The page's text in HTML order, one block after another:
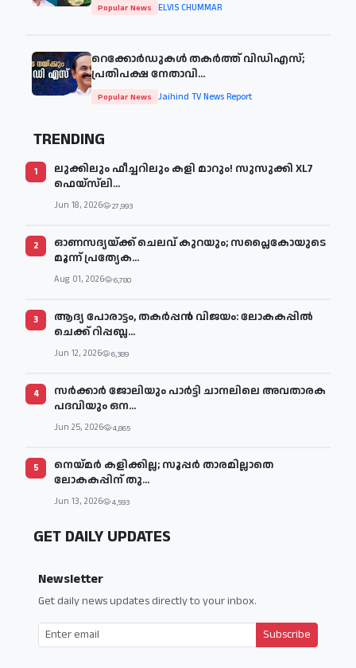
Popular News ELVIS CHUMMAR
റെക്കോർഡുകൾ തകർത്ത് വിഡിഎസ്;
പ്രതിപക്ഷ നേതാവി...
Popular News Jaihind TV News Report
TRENDING
1
ലുക്കിലും ഫീച്ചറിലും കളി മാറും! സുസുക്കി XL7
ഫെയ്‌സ്‌ലി...
Jun 18, 2026 27,993
2
ഓണസദ്യയ്ക്ക് ചെലവ് കുറയും; സപ്ലൈകോയുടെ
മൂന്ന് പ്രത്യേക...
Aug 01, 2026 6,780
3
ആദ്യ പോരാട്ടം, തകർപ്പൻ വിജയം: ലോകകപ്പിൽ
ചെക്ക് റിപ്പബ്ല...
Jun 12, 2026 6,389
4
സര്‍ക്കാര്‍ ജോലിയും പാര്‍ട്ടി ചാനലിലെ അവതാരക
പദവിയും ഒന...
Jun 25, 2026 4,865
5
നെയ്മര്‍ കളിക്കില്ല; സൂപ്പര്‍ താരമില്ലാതെ
ലോകകപ്പിന് തു...
Jun 13, 2026 4,593
GET DAILY UPDATES
Newsletter
Get daily news updates directly to your inbox.
Subscribe